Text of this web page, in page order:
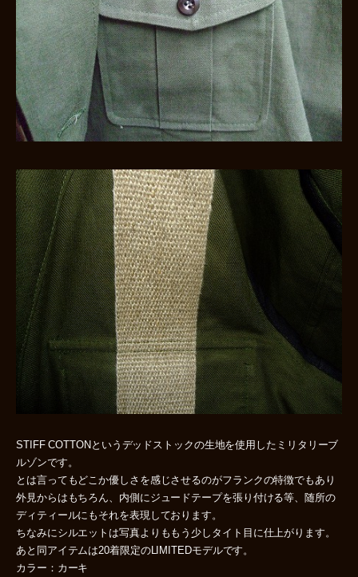
STIFF COTTONというデッドストックの生地を使用したミリタリーブ
ルゾンです。
とは言ってもどこか優しさを感じさせるのがフランクの特徴でもあり
外見からはもちろん、内側にジュードテープを張り付ける等、随所の
ディティールにもそれを表現しております。
ちなみにシルエットは写真よりももう少しタイト目に仕上がります。
あと同アイテムは20着限定のLIMITEDモデルです。
カラー：カーキ